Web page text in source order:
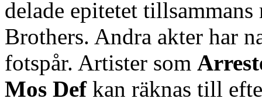
delade epitetet
Brothers. Andra akter har
fotspår. Artister som
Mos Defkan räknas till